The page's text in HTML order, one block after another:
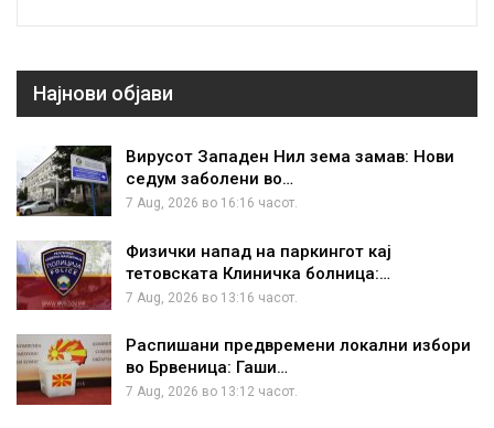
Најнови објави
Вирусот Западен Нил зема замав: Нови
седум заболени во…
7 Aug, 2026 во 16:16 часот.
Физички напад на паркингот кај
тетовската Клиничка болница:…
7 Aug, 2026 во 13:16 часот.
Распишани предвремени локални избори
во Брвеница: Гаши…
7 Aug, 2026 во 13:12 часот.